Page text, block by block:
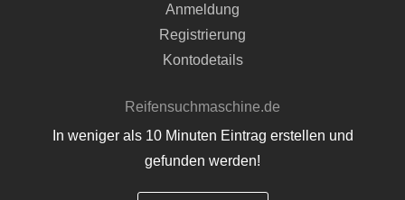
Anmeldung
Registrierung
Kontodetails
Reifensuchmaschine.de
In weniger als 10 Minuten Eintrag erstellen und
gefunden werden!